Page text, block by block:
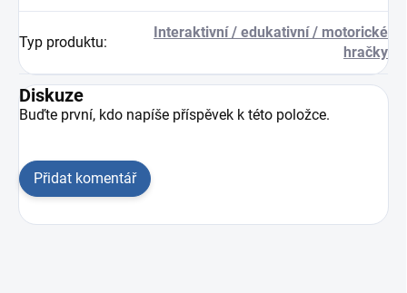
Typ produktu:
Interaktivní / edukativní / motorické
hračky
Diskuze
Buďte první, kdo napíše příspěvek k této položce.
Přidat komentář